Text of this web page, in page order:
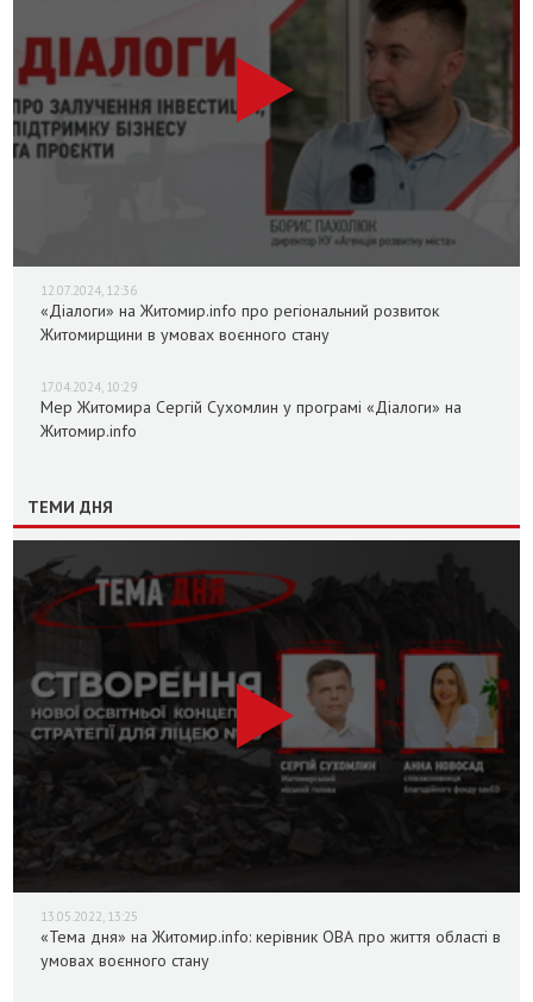
12.07.2024, 12:36
«Діалоги» на Житомир.info про регіональний розвиток
Житомирщини в умовах воєнного стану
17.04.2024, 10:29
Мер Житомира Сергій Сухомлин у програмі «Діалоги» на
Житомир.info
ТЕМИ ДНЯ
13.05.2022, 13:25
«Тема дня» на Житомир.info: керівник ОВА про життя області в
умовах воєнного стану